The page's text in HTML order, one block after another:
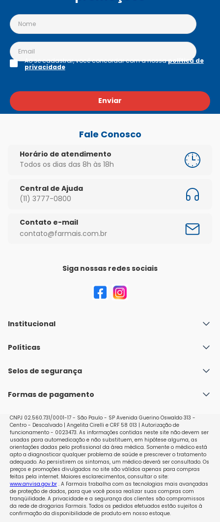
Enviar
Ao se cadastrar, você concordar com a nossapolítica de
privacidade
Fale Conosco
Horário de atendimento
Todos os dias das 8h às 18h
Central de Ajuda
(11) 3777-0800
Contato e-mail
contato@farmais.com.br
Siga nossas redes sociais
Institucional
Quem Somos
Nossas lojas
Políticas
Política de Envio
Políticas de Trocas e Devoluções
Selos de segurança
Formas de pagamento
CNPJ 02.560.731/0001-17 - São Paulo - SP Avenida Guerino Oswaldo 313 -
Centro - Descalvado | Angelita Cirelli e CRF 58 013 | Autorização de
funcionamento - 0023473. As informações contidas neste site não devem ser
usadas para automedicação e não substituem, em hipótese alguma, as
orientações dadas pelo profissional da área médica. Somente o médico está
apto a diagnosticar qualquer problema de saúde e prescrever o tratamento
adequado. Ao persistirem os sintomas, um médico deverá ser consultado. Os
preços e promoções divulgados no site são válidos apenas para compras
feitas pela internet. Maiores esclarecimentos, consultar o site:
www.anvisa.gov.br. A Farmais trabalha com as tecnologias mais avançadas
de proteção de dados, para que você possa realizar suas compras com
tranqüilidade. A privacidade e a segurança dos clientes são compromissos
da rede de drogarias Farmais. Todos os pedidos efetuados estão sujeitos à
confirmação da disponibilidade de produto em nosso estoque.